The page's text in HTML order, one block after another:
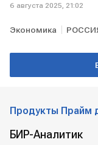
6 августа 2025, 21:02
Экономика
благоустройство
Продукты Прайм
БИР-Аналитик